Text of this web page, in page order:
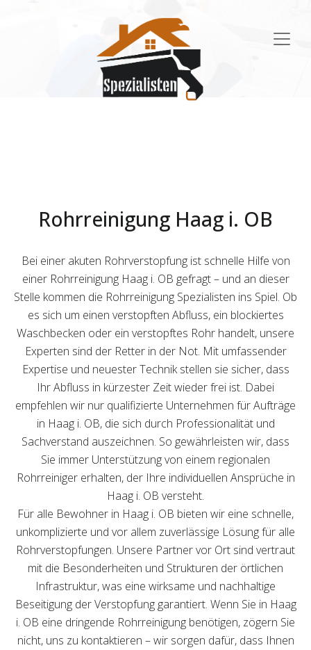
Rohrreinigung Haag i. OB
Bei einer akuten Rohrverstopfung ist schnelle Hilfe von
einer Rohrreinigung Haag i. OB gefragt – und an dieser
Stelle kommen die Rohrreinigung Spezialisten ins Spiel. Ob
es sich um einen verstopften Abfluss, ein blockiertes
Waschbecken oder ein verstopftes Rohr handelt, unsere
Experten sind der Retter in der Not. Mit umfassender
Expertise und neuester Technik stellen sie sicher, dass
Ihr Abfluss in kürzester Zeit wieder frei ist. Dabei
empfehlen wir nur qualifizierte Unternehmen für Aufträge
in Haag i. OB, die sich durch Professionalität und
Sachverstand auszeichnen. So gewährleisten wir, dass
Sie immer Unterstützung von einem regionalen
Rohrreiniger erhalten, der Ihre individuellen Ansprüche in
Haag i. OB versteht.
Für alle Bewohner in Haag i. OB bieten wir eine schnelle,
unkomplizierte und vor allem zuverlässige Lösung für alle
Rohrverstopfungen. Unsere Partner vor Ort sind vertraut
mit die Besonderheiten und Strukturen der örtlichen
Infrastruktur, was eine wirksame und nachhaltige
Beseitigung der Verstopfung garantiert. Wenn Sie in Haag
i. OB eine dringende Rohrreinigung benötigen, zögern Sie
nicht, uns zu kontaktieren – wir sorgen dafür, dass Ihnen